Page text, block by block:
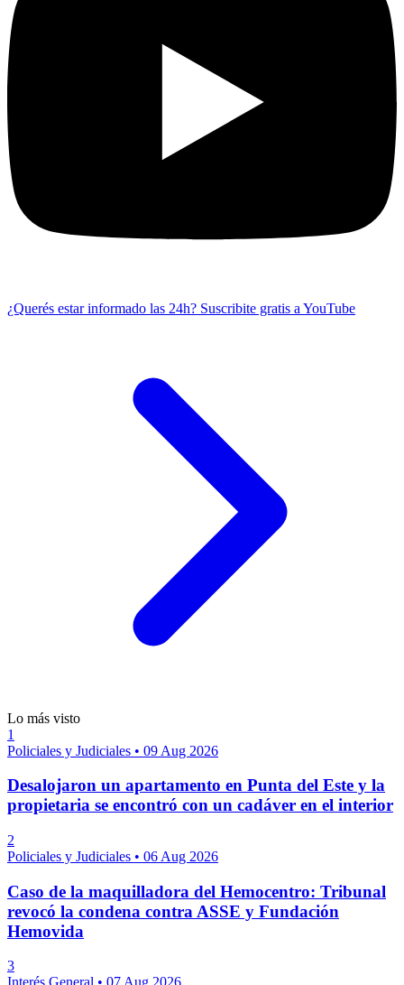
¿Querés estar informado las 24h? Suscribite gratis a YouTube
Lo más visto
1
Policiales y Judiciales • 09 Aug 2026
Desalojaron un apartamento en Punta del Este y la
propietaria se encontró con un cadáver en el interior
2
Policiales y Judiciales • 06 Aug 2026
Caso de la maquilladora del Hemocentro: Tribunal
revocó la condena contra ASSE y Fundación
Hemovida
3